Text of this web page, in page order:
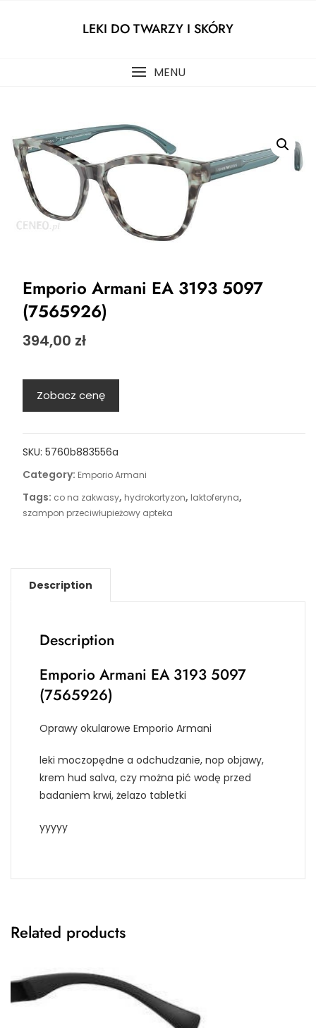
LEKI DO TWARZY I SKÓRY
MENU
Emporio Armani EA 3193 5097
(7565926)
394,00 zł
Zobacz cenę
SKU: 5760b883556a
Category: Emporio Armani
Tags: co na zakwasy, hydrokortyzon, laktoferyna,
szampon przeciwłupieżowy apteka
Description
Description
Emporio Armani EA 3193 5097
(7565926)
Oprawy okularowe Emporio Armani
leki moczopędne a odchudzanie, nop objawy,
krem hud salva, czy można pić wodę przed
badaniem krwi, żelazo tabletki
yyyyy
Related products